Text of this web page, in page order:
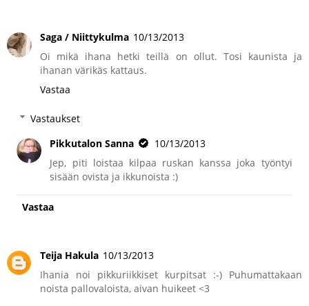
Saga / Niittykulma 10/13/2013
Oi mikä ihana hetki teillä on ollut. Tosi kaunista ja
ihanan värikäs kattaus.
Vastaa
Vastaukset
Pikkutalon Sanna
10/13/2013
Jep, piti loistaa kilpaa ruskan kanssa joka työntyi
sisään ovista ja ikkunoista :)
Vastaa
Teija Hakula 10/13/2013
Ihania noi pikkuriikkiset kurpitsat :-) Puhumattakaan
noista pallovaloista, aivan huikeet <3